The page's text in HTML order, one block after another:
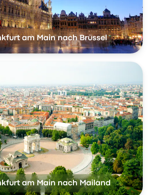
am Main nach Brüssel
am Main nach Mailand